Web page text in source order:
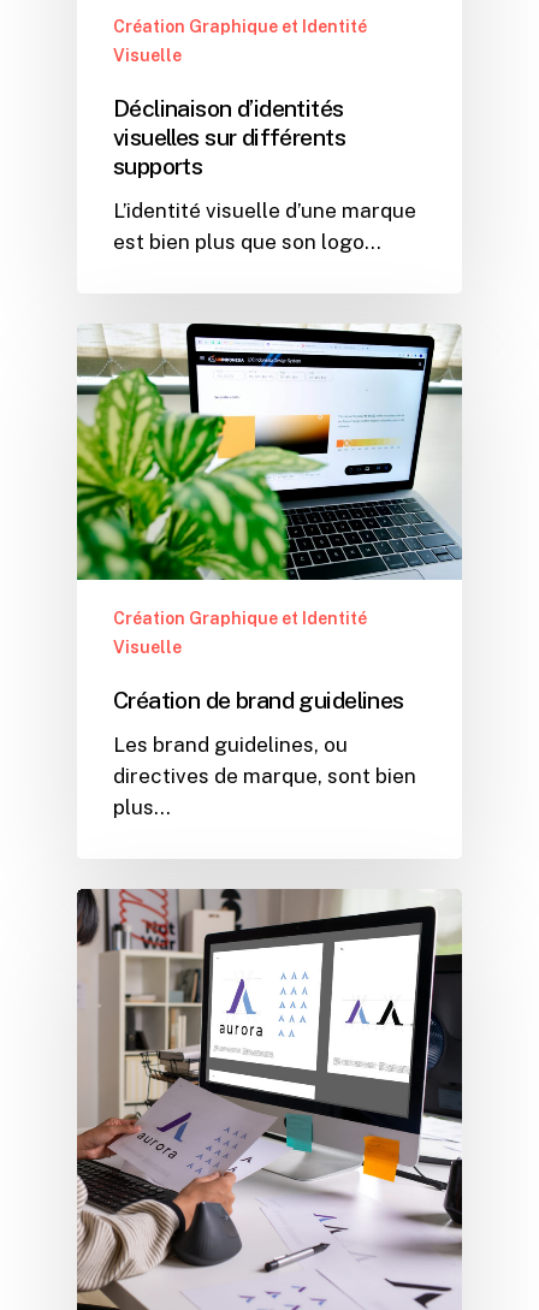
Création Graphique et Identité
Visuelle
Déclinaison d’identités
visuelles sur différents
supports
L’identité visuelle d’une marque
est bien plus que son logo…
Création Graphique et Identité
Visuelle
Création de brand guidelines
Les brand guidelines, ou
directives de marque, sont bien
plus…